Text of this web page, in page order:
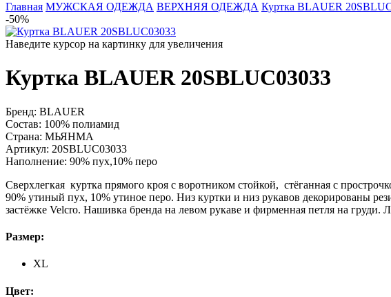
Главная МУЖСКАЯ ОДЕЖДА ВЕРХНЯЯ ОДЕЖДА Куртка BLAUER
-50%
Наведите курсор на картинку для увеличения
Куртка BLAUER 20SBLUC03033
Бренд: BLAUER
Состав: 100% полиамид
Страна: МЬЯНМА
Артикул: 20SBLUC03033
Наполнение: 90% пух,10% перо
Сверхлегкая куртка прямого кроя с воротником стойкой, стёганная с
90% утиный пух, 10% утиное перо. Низ куртки и низ рукавов декорированы
застёжке Velcro. Нашивка бренда на левом рукаве и фирменная петля на
Размер:
XL
Цвет: